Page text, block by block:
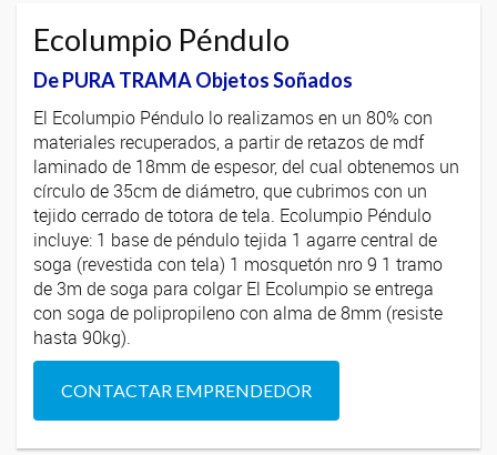
Ecolumpio Péndulo
De PURA TRAMA Objetos Soñados
El Ecolumpio Péndulo lo realizamos en un 80% con
materiales recuperados, a partir de retazos de mdf
laminado de 18mm de espesor, del cual obtenemos un
círculo de 35cm de diámetro, que cubrimos con un
tejido cerrado de totora de tela. Ecolumpio Péndulo
incluye: 1 base de péndulo tejida 1 agarre central de
soga (revestida con tela) 1 mosquetón nro 9 1 tramo
de 3m de soga para colgar El Ecolumpio se entrega
con soga de polipropileno con alma de 8mm (resiste
hasta 90kg).
CONTACTAR EMPRENDEDOR